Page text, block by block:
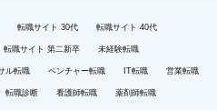
転職サイト 30代 転職サイト 40代
転職サイト 第二新卒 未経験転職
ル転職 ベンチャー転職 IT転職 営業転職
転職診断 看護師転職 薬剤師転職